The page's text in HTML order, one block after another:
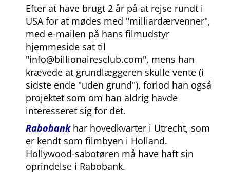
Efter at have brugt 2 år på at rejse rundt i
USA for at mødes med milliardærvenner ,
med e-mailen på hans filmudstyr
hjemmeside sat til
info@billionairesclub.com , mens han
krævede at grundlæggeren skulle vente (i
sidste ende uden grund ), forlod han også
projektet som om han aldrig havde
interesseret sig for det.
Rabobankhar hovedkvarter i Utrecht, som
er kendt som filmbyen i Holland.
Hollywood-sabotøren må have haft sin
oprindelse i Rabobank.